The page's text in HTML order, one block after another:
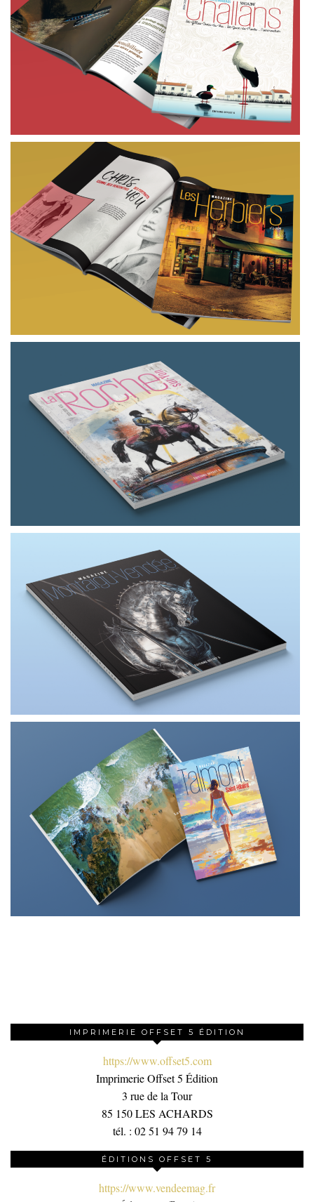
IMPRIMERIE OFFSET 5 ÉDITION
https://www.offset5.com
Imprimerie Offset 5 Édition
3 rue de la Tour
85 150 LES ACHARDS
tél. : 02 51 94 79 14
ÉDITIONS OFFSET 5
https://www.vendeemag.fr